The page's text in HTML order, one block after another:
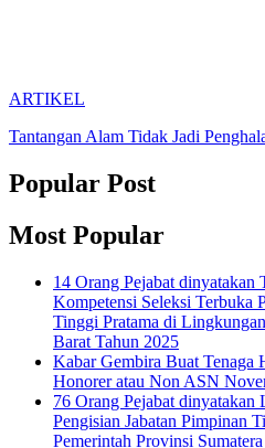
ARTIKEL
Tantangan Alam Tidak Jadi
Popular Post
Most Popular
14 Orang Pejabat
Kompetensi Seleksi Terbuka
Tinggi Pratama di
Barat Tahun 2025
Kabar Gembira Buat Tenaga
Honorer atau Non ASN
76 Orang Pejabat dinyatakan
Pengisian Jabatan Pimpinan
Pemerintah Provinsi